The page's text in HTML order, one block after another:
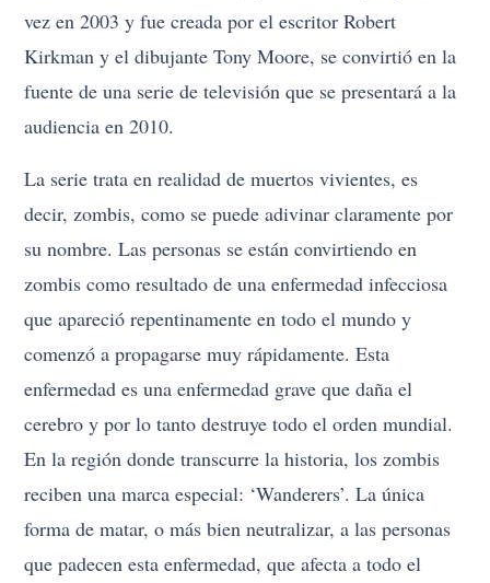
vez en 2003 y fue creada por el escritor Robert
Kirkman y el dibujante Tony Moore, se convirtió en la
fuente de una serie de televisión que se presentará a la
audiencia en 2010.
La serie trata en realidad de muertos vivientes, es
decir, zombis, como se puede adivinar claramente por
su nombre. Las personas se están convirtiendo en
zombis como resultado de una enfermedad infecciosa
que apareció repentinamente en todo el mundo y
comenzó a propagarse muy rápidamente. Esta
enfermedad es una enfermedad grave que daña el
cerebro y por lo tanto destruye todo el orden mundial.
En la región donde transcurre la historia, los zombis
reciben una marca especial: ‘Wanderers’. La única
forma de matar, o más bien neutralizar, a las personas
que padecen esta enfermedad, que afecta a todo el